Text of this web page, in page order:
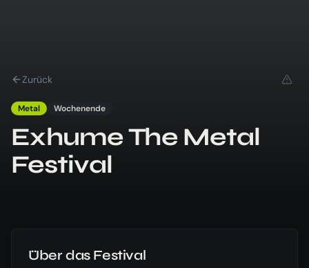
Zurück
Metal Wochenende
Exhume The Metal
Festival
Über das Festival